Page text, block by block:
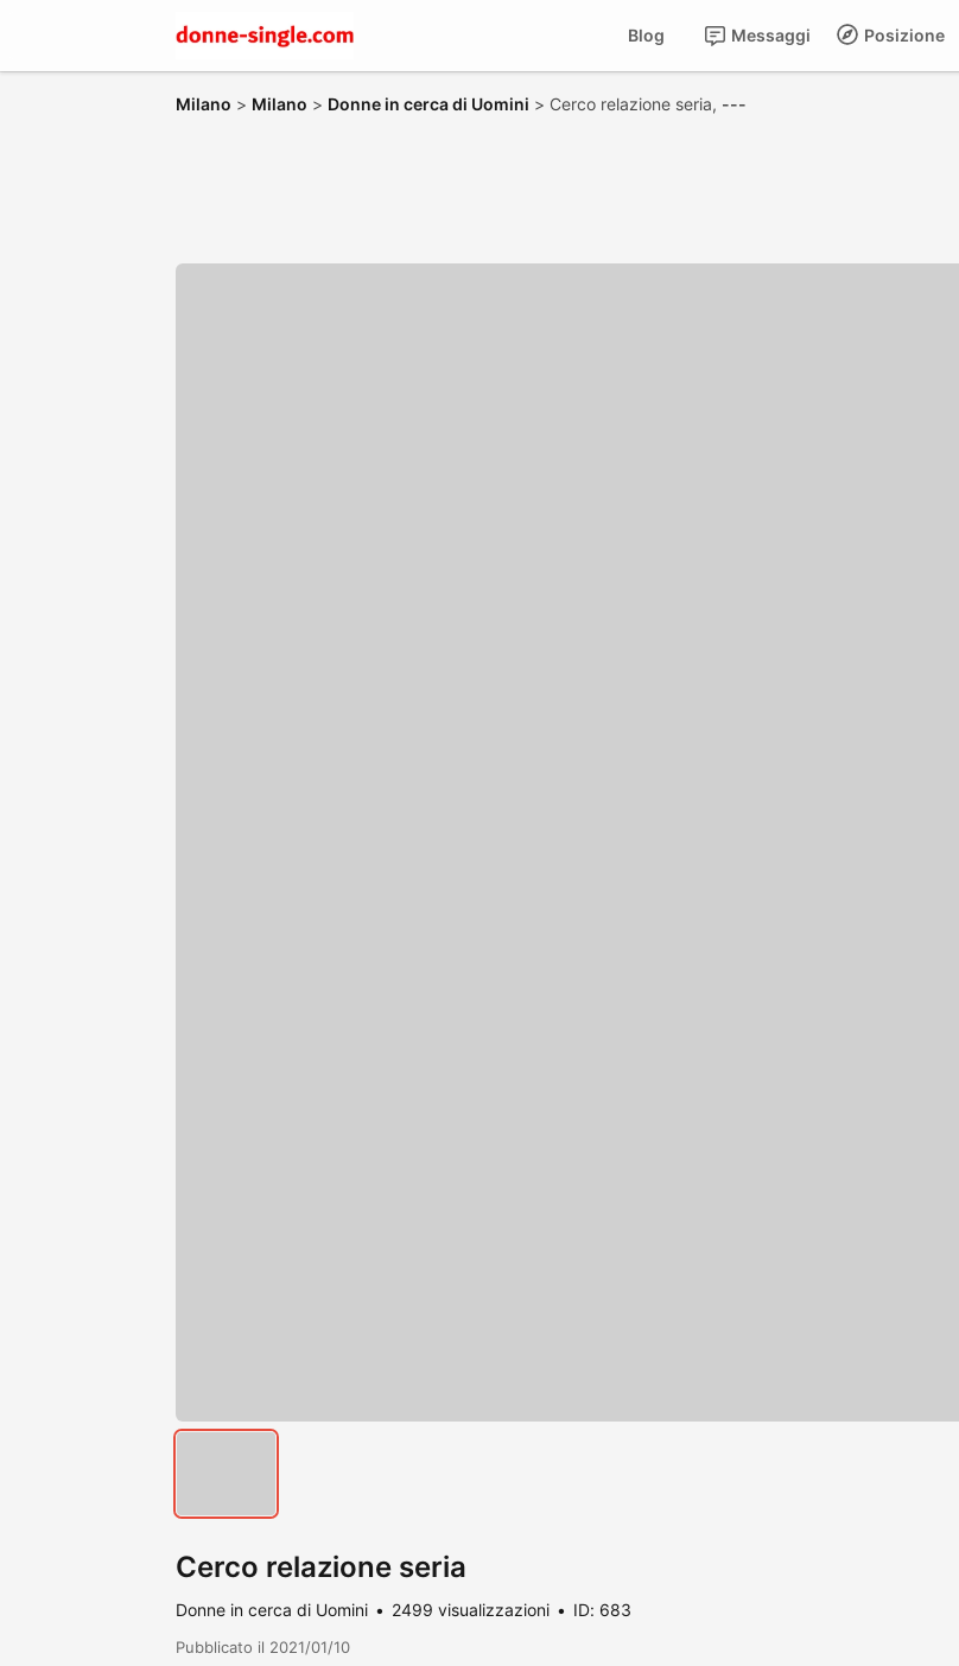
Posizione
Messaggi
Blog
Milano > Milano > Donne in cerca di Uomini > Cerco relazione seria, ---
Cerco relazione seria
Donne in cerca di Uomini 2499 visualizzazioni ID: 683
Pubblicato il 2021/01/10